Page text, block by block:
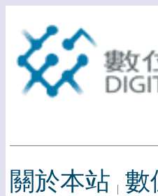
關於本站 數